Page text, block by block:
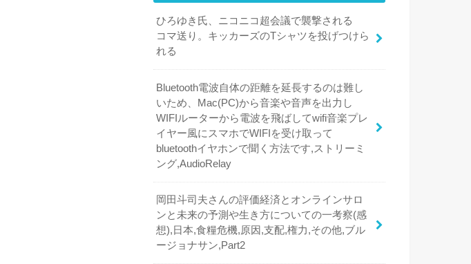
ひろゆき氏、ニコニコ超会議で襲撃される
コマ送り。キッカーズのTシャツを投げつけら
れる
Bluetooth電波自体の距離を延長するのは難し
いため、Mac(PC)から音楽や音声を出力し
WIFIルーターから電波を飛ばしてwifi音楽プレ
イヤー風にスマホでWIFIを受け取って
bluetoothイヤホンで聞く方法です,ストリーミ
ング,AudioRelay
岡田斗司夫さんの評価経済とオンラインサロ
ンと未来の予測や生き方についての一考察(感
想),日本,食糧危機,原因,支配,権力,その他,ブル
ージョナサン,Part2